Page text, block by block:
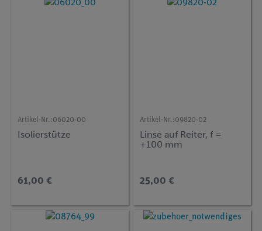
Artikel-Nr.:06020-00
Isolierstütze
61,00 €
Artikel-Nr.:09820-02
Linse auf Reiter, f =
+100 mm
25,00 €